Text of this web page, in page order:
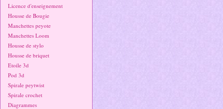
Licence d'enseignement
Housse de Bougie
Manchettes peyote
Manchettes Loom
Housse de stylo
Housse de briquet
Etoile 3d
Pod 3d
Spirale peytwist
Spirale crochet
Diagrammes